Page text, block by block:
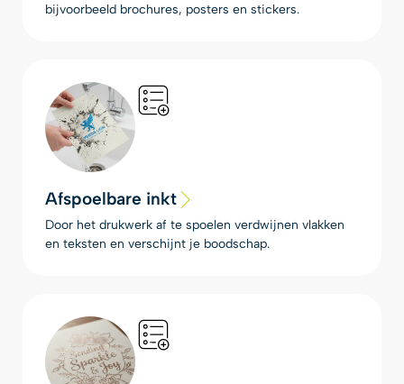
bijvoorbeeld brochures, posters en stickers.
Afspoelbare inkt
Door het drukwerk af te spoelen verdwijnen vlakken
en teksten en verschijnt je boodschap.